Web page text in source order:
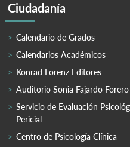
Ciudadanía
Calendario de Grados
Calendarios Académicos
Konrad Lorenz Editores
Auditorio Sonia Fajardo Forero
Servicio de Evaluación
Pericial
Centro de Psicología Clínica